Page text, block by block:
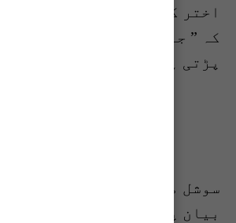
اختر کے متنازع بیان پر
کہ ” جہاں جانا ہو وہاں کی
پڑتی ہے”۔
سوشل میڈیا صارفین نے
بیان پر شدید غصے اور طنز